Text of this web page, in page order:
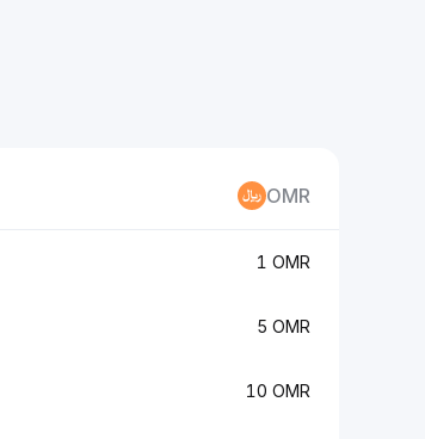
OMR
1 OMR
5 OMR
10 OMR